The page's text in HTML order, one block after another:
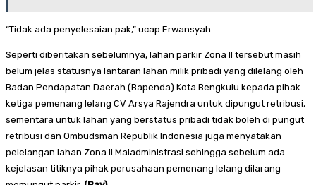
“Tidak ada penyelesaian pak,” ucap Erwansyah.
Seperti diberitakan sebelumnya, lahan parkir Zona II tersebut masih
belum jelas statusnya lantaran lahan milik pribadi yang dilelang oleh
Badan Pendapatan Daerah (Bapenda) Kota Bengkulu kepada pihak
ketiga pemenang lelang CV Arsya Rajendra untuk dipungut retribusi,
sementara untuk lahan yang berstatus pribadi tidak boleh di pungut
retribusi dan Ombudsman Republik Indonesia juga menyatakan
pelelangan lahan Zona II Maladministrasi sehingga sebelum ada
kejelasan titiknya pihak perusahaan pemenang lelang dilarang